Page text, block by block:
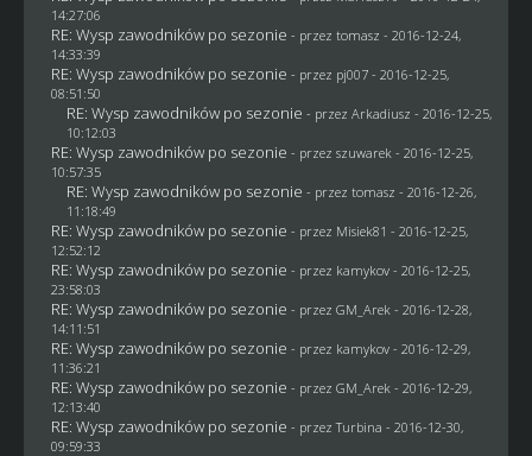
14:27:06
RE: Wysp zawodników po sezonie - przez tomasz - 2016-12-24,
14:33:39
RE: Wysp zawodników po sezonie - przez pj007- 2016-12-25,
08:51:50
RE: Wysp zawodników po sezonie - przez Arkadiusz - 2016-12-25,
10:12:03
RE: Wysp zawodników po sezonie - przez szuwarek - 2016-12-25,
10:57:35
RE: Wysp zawodników po sezonie - przez tomasz - 2016-12-26,
11:18:49
RE: Wysp zawodników po sezonie - przez Misiek81 - 2016-12-25,
12:52:12
RE: Wysp zawodników po sezonie - przez kamykov- 2016-12-25,
23:58:03
RE: Wysp zawodników po sezonie - przez GM_Arek - 2016-12-28,
14:11:51
RE: Wysp zawodników po sezonie - przez kamykov- 2016-12-29,
11:36:21
RE: Wysp zawodników po sezonie - przez GM_Arek - 2016-12-29,
12:13:40
RE: Wysp zawodników po sezonie - przez Turbina - 2016-12-30,
09:59:33